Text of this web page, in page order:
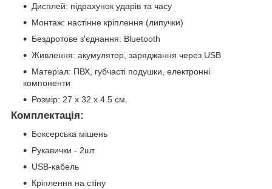
Дисплей: підрахунок ударів та часу
Монтаж: настінне кріплення (липучки)
Бездротове з'єднання: Bluetooth
Живлення: акумулятор, заряджання через USB
Матеріал: ПВХ, губчасті подушки, електронні
компоненти
Розмір: 27 х 32 х 4.5 см.
Комплектація:
Боксерська мішень
Рукавички - 2шт
USB-кабель
Кріплення на стіну